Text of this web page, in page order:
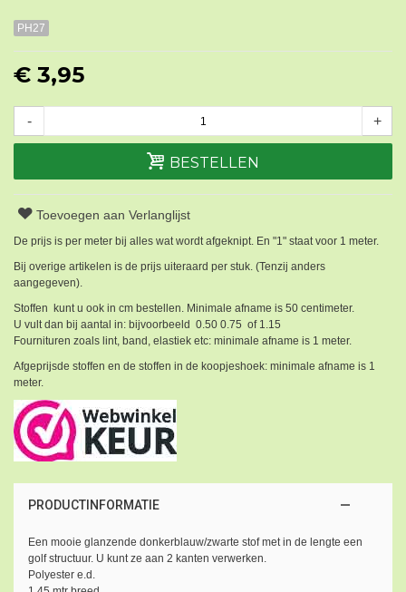
PH27
€ 3,95
- +
BESTELLEN
Toevoegen aan Verlanglijst
De prijs is per meter bij alles wat wordt afgeknipt. En "1" staat voor 1 meter.
Bij overige artikelen is de prijs uiteraard per stuk. (Tenzij anders
aangegeven).
Stoffen kunt u ook in cm bestellen. Minimale afname is 50 centimeter.
U vult dan bij aantal in: bijvoorbeeld 0.50 0.75 of 1.15
Fournituren zoals lint, band, elastiek etc: minimale afname is 1 meter.
Afgeprijsde stoffen en de stoffen in de koopjeshoek: minimale afname is 1
meter.
PRODUCTINFORMATIE
Een mooie glanzende donkerblauw/zwarte stof met in de lengte een
golf structuur. U kunt ze aan 2 kanten verwerken.
Polyester e.d.